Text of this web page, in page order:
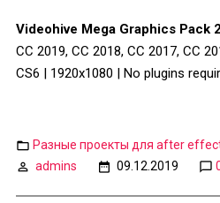
Videohive Mega Graphics Pack
CC 2019, CC 2018, CC 2017, CC
CS6 | 1920x1080 | No plugins
Разные проекты для after
admins
09.12.2019